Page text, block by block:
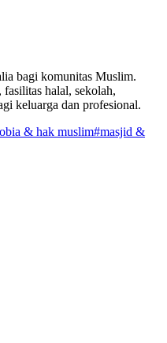
bagi komunitas Muslim.
fasilitas halal, sekolah,
keluarga dan profesional.
& hak muslim#masjid &